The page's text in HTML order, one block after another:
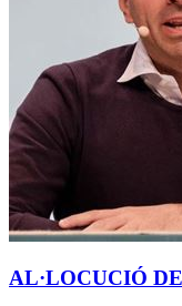
AL·LOCUCIÓ